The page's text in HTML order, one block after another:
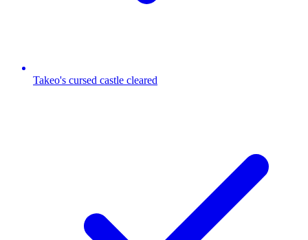
Takeo's cursed castle cleared